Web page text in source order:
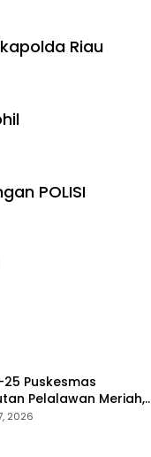
Riau
POLISI
25 Puskesmas
Pelalawan Meriah,
Warga Ikuti Jalan
2026